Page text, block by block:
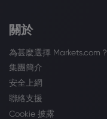
關於
為甚麼選擇 Markets.com？
集團簡介
安全上網
聯絡支援
Cookie 披露